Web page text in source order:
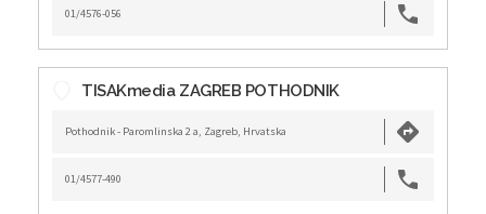
01/4576-056
TISAKmedia ZAGREB POTHODNIK
Pothodnik - Paromlinska 2 a, Zagreb, Hrvatska
01/4577-490